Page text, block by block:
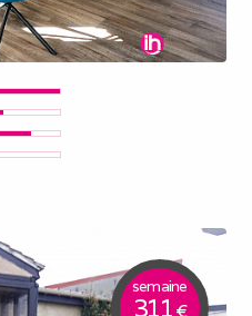
semaine
311€